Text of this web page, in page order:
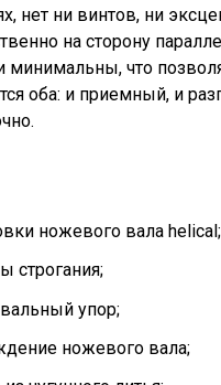
нет ни винтов, ни
на сторону
что
оба: и приемный, и
ножевого вала helical;
строгания;
упор;
ножевого вала;